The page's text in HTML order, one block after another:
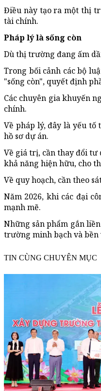
Điều này tạo ra một thị
tài chính.
Pháp lý là sống còn
Dù thị trường đang ấm
Trong bối cảnh các bộ
"sống còn", quyết định
Các chuyên gia khuyến
chính.
Về pháp lý, đây là yếu
hồ sơ dự án.
Về giá trị, cần thay đổi
khả năng hiện hữu, cho
Về quy hoạch, cần theo
Năm 2026, khi các đại
mạnh mẽ.
Những sản phẩm gắn
trường minh bạch và bền
TIN CÙNG CHUYÊN MỤC